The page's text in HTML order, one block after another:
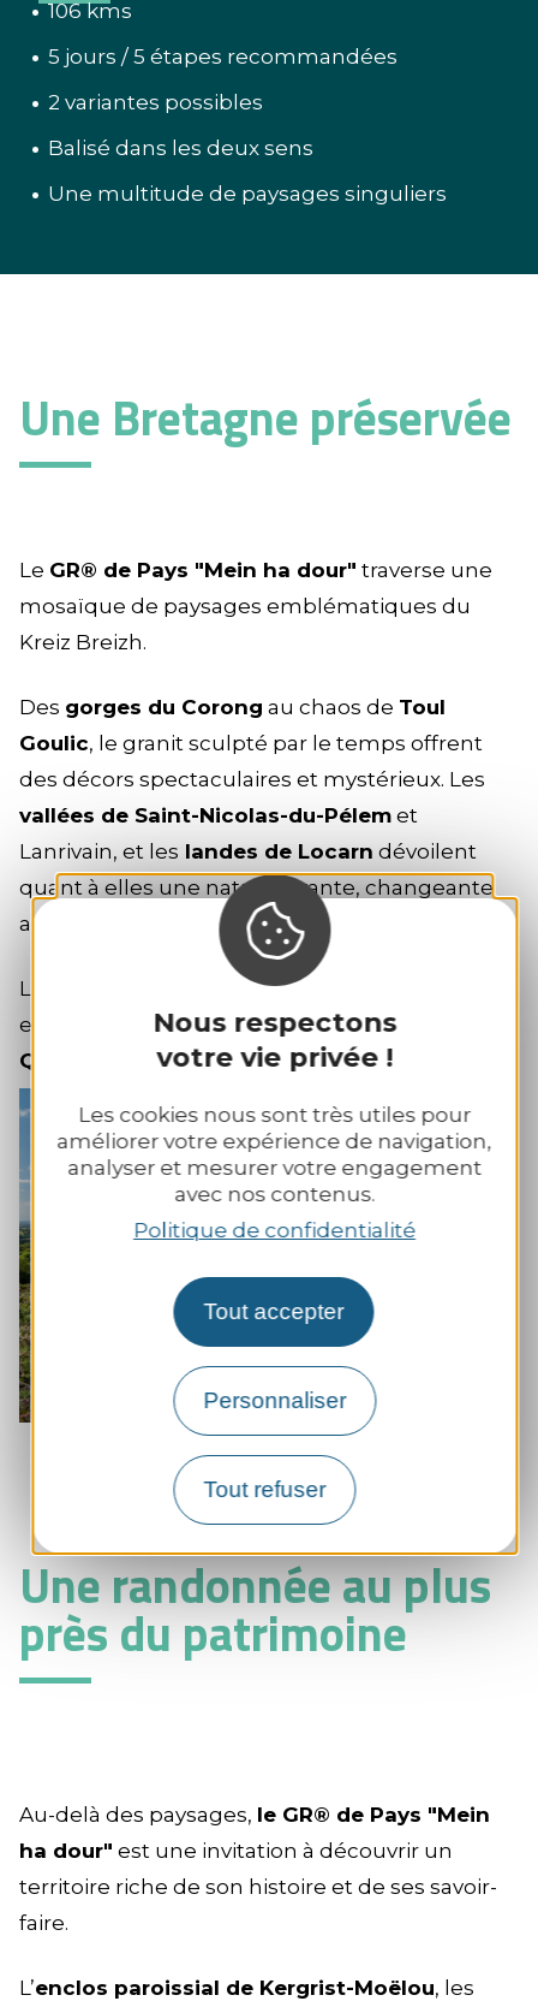
Nous respectons
votre vie privée !
Les cookies nous sont très utiles pour
améliorer votre expérience de navigation,
analyser et mesurer votre engagement
avec nos contenus.
Politique de confidentialité
Tout accepter
Personnaliser
Tout refuser
106 kms
5 jours / 5 étapes recommandées
2 variantes possibles
Balisé dans les deux sens
Une multitude de paysages singuliers
Une Bretagne préservée
Le GR® de Pays "Mein ha dour" traverse une
mosaïque de paysages emblématiques du
Kreiz Breizh.
Des gorges du Corong au chaos de Toul
Goulic, le granit sculpté par le temps offrent
des décors spectaculaires et mystérieux. Les
vallées de Saint-Nicolas-du-Pélem et
Lanrivain, et les landes de Locarn dévoilent
quant à elles une nature vivante, changeante
au fil des saisons.
La randonnée se vit au rythme des éléments,
entre les vallées du massif granitique de
Quintin,
au fil des grands espaces.
+sur la
Une randonnée au plus
près du patrimoine
Au-delà des paysages, le GR® de Pays "Mein
ha dour" est une invitation à découvrir un
territoire riche de son histoire et de ses savoir-
faire.
L’enclos paroissial de Kergrist-Moëlou, les